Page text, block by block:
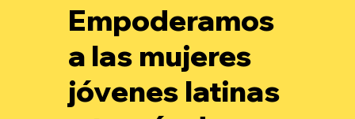
Empoderamos
a las mujeres
jóvenes latinas